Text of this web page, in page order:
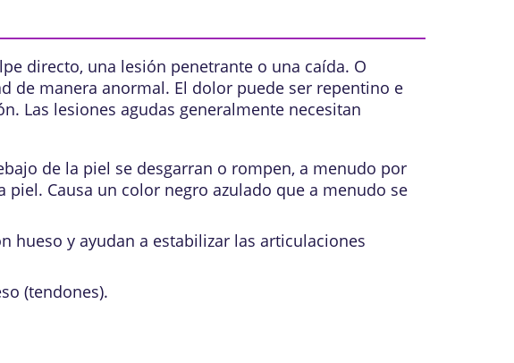
directo, una lesión penetrante o una caída. O
de manera anormal. El dolor puede ser repentino e
Las lesiones agudas generalmente necesitan
de la piel se desgarran o rompen, a menudo por
Causa un color negro azulado que a menudo se
hueso y ayudan a estabilizar las articulaciones
(tendones).